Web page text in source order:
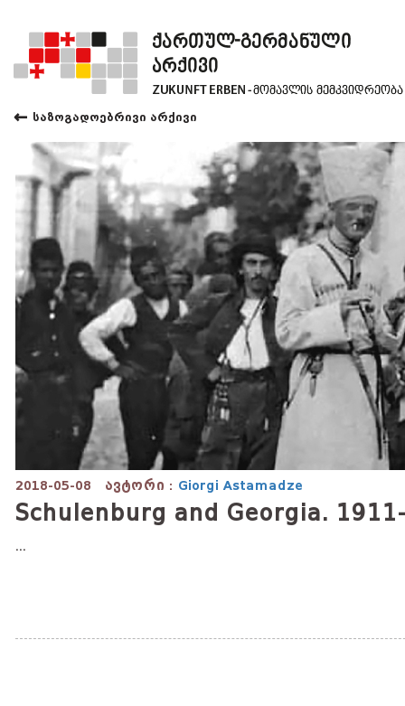
← საზოგადოებრივი არქივი
2018-05-08 ავტორი : Giorgi Astamadze
Schulenburg and Georgia.
...